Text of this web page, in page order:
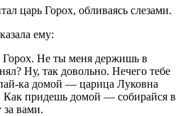
царь Горох, обливаясь слезами.
ему:
Не ты меня держишь в
Ну, так довольно. Нечего тебе
ка домой — царица Луковна
Как придешь домой — собирайся в
вами.